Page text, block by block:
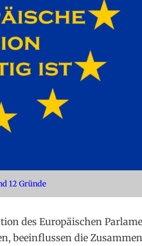
12 Gründe
des Europäischen
beeinflussen die